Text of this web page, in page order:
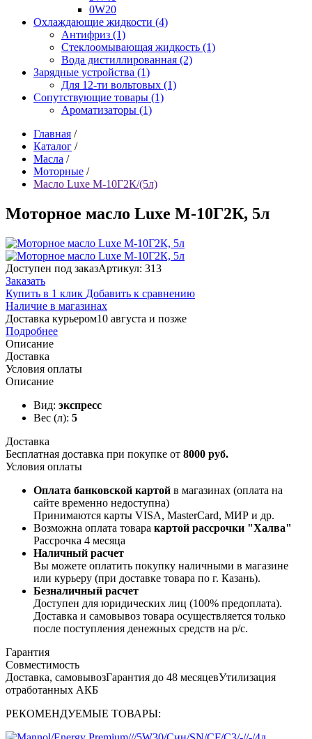
0W20
Охлаждающие жидкости (4)
Антифриз (1)
Стеклоомывающая жидкость (1)
Вода дистиллированная (2)
Зарядные устройства (1)
Для 12-ти вольтовых (1)
Сопутствующие товары (1)
Ароматизаторы (1)
Главная /
Каталог /
Масла /
Моторные /
Масло Luxe М-10Г2К/(5л)
Моторное масло Luxe М-10Г2К, 5л
Доступен под заказАртикул: 313
Заказать
Купить в 1 клик Добавить к сравнению
Наличие в магазинах
Доставка курьером10 августа и позже
Подробнее
Описание
Доставка
Условия оплаты
Описание
Вид: экспресс
Вес (л): 5
Доставка
Бесплатная доставка при покупке от 8000 руб.
Условия оплаты
Оплата банковской картой в магазинах (оплата на
сайте временно недоступна)
Принимаются карты VISA, MasterCard, МИР и др.
Возможна оплата товара картой рассрочки "Халва"
Рассрочка 4 месяца
Наличный расчет
Вы можете оплатить покупку наличными в магазине
или курьеру (при доставке товара по г. Казань).
Безналичный расчет
Доступен для юридических лиц (100% предоплата).
Доставка и самовывоз товара осуществляется только
после поступления денежных средств на р/c.
Гарантия
Совместимость
Доставка, самовывозГарантия до 48 месяцевУтилизация
отработанных АКБ
РЕКОМЕНДУЕМЫЕ ТОВАРЫ: